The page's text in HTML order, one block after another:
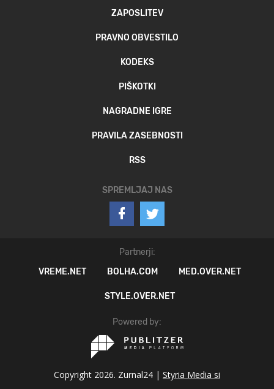
ZAPOSLITEV
PRAVNO OBVESTILO
KODEKS
PIŠKOTKI
NAGRADNE IGRE
PRAVILA ZASEBNOSTI
RSS
SPREMLJAJ NAS
Partnerji:
VREME.NET
BOLHA.COM MED.OVER.NET
STYLE.OVER.NET
Powered by:
Copyright 2026. Zurnal24 | Styria Media si